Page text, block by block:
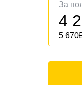
За
4
5 670